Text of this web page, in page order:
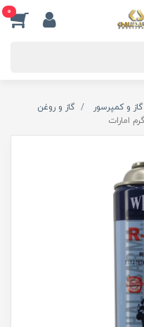
0
گاز و کمپرسور
گاز و روغن